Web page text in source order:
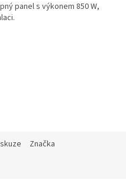
panel s výkonem 850 W,
Značka